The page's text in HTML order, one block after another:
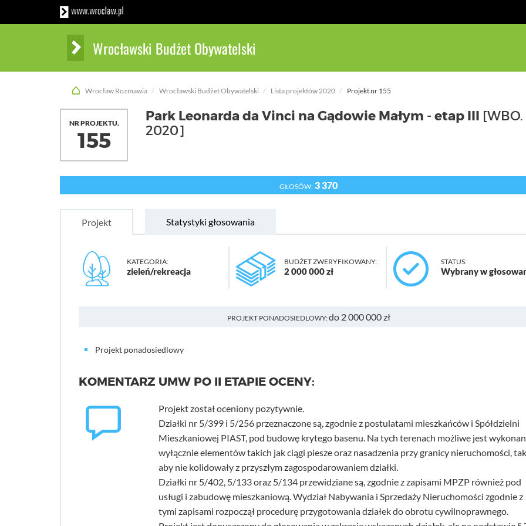
Wrocławski Budżet Obywatelski
Wrocław Rozmawia Wrocławski Budżet Obywatelski Lista projektów 2020 Projekt nr 155
NR PROJEKTU.
155
Park Leonarda da Vinci na Gądowie Małym - etap III [WBO.
2020]
GŁOSÓW: 3 370
Projekt Statystyki głosowania
KATEGORIA:
zieleń/rekreacja
BUDŻET ZWERYFIKOWANY:
2 000 000 zł
STATUS:
Wybrany w
PROJEKT PONADOSIEDLOWY:do 2 000 000 zł
Projekt ponadosiedlowy
KOMENTARZ UMW PO II ETAPIE OCENY:
Projekt został oceniony pozytywnie.
Działki nr 5/399 i 5/256 przeznaczone są, zgodnie z postulatami mieszkańców i Spółdzielni
Mieszkaniowej PIAST, pod budowę krytego basenu. Na tych terenach możliwe jest
wyłącznie elementów takich jak ciągi piesze oraz nasadzenia przy granicy nieruchomości, tak
aby nie kolidowały z przyszłym zagospodarowaniem działki.
Działki nr 5/402, 5/133 oraz 5/134 przewidziane są, zgodnie z zapisami MPZP również pod
usługi i zabudowę mieszkaniową. Wydział Nabywania i Sprzedaży Nieruchomości zgodnie z
tymi zapisami rozpoczął procedurę przygotowania działek do obrotu cywilnoprawnego.